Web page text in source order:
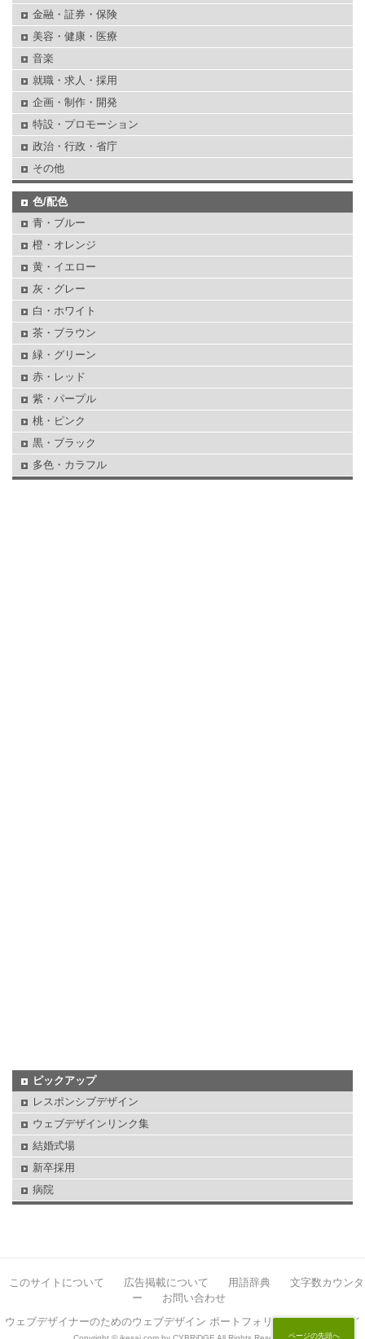
金融・証券・保険
美容・健康・医療
音楽
就職・求人・採用
企画・制作・開発
特設・プロモーション
政治・行政・省庁
その他
色/配色
青・ブルー
橙・オレンジ
黄・イエロー
灰・グレー
白・ホワイト
茶・ブラウン
緑・グリーン
赤・レッド
紫・パープル
桃・ピンク
黒・ブラック
多色・カラフル
ピックアップ
レスポンシブデザイン
ウェブデザインリンク集
結婚式場
新卒採用
病院
ページの先頭へ
このサイトについて 広告掲載について 用語辞典
文字数カウンタ
ー
お問い合わせ
ウェブデザイナーのためのウェブデザイン ポートフォリオサイト イケサイ